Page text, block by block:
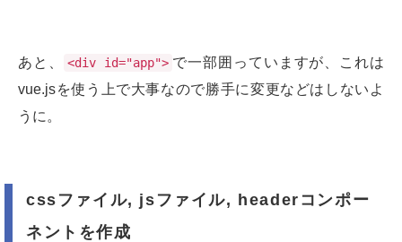
あと、 <div id="app"> で一部囲っていますが、これは
vue.jsを使う上で大事なので勝手に変更などはしないよ
うに。
cssファイル, jsファイル, headerコンポー
ネントを作成